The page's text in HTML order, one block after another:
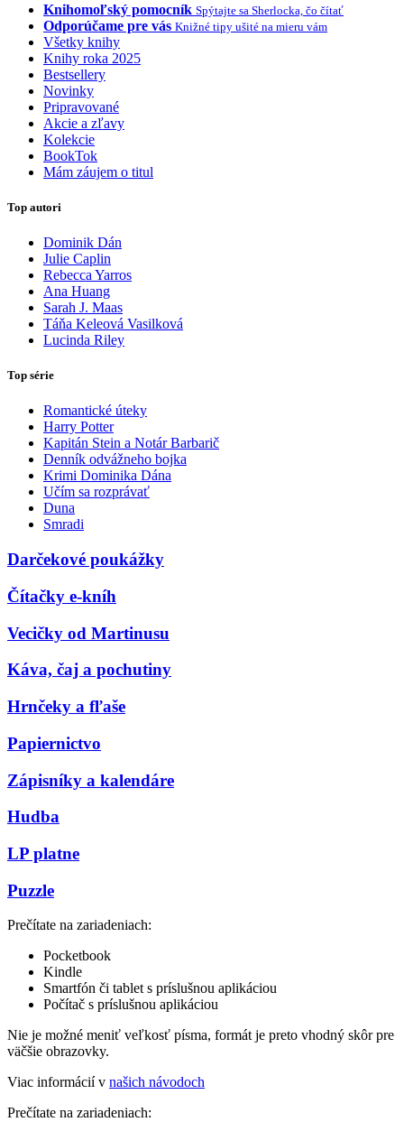
Knihomoľský pomocník Spýtajte sa Sherlocka, čo čítať
Odporúčame pre vás Knižné tipy ušité na mieru vám
Všetky knihy
Knihy roka 2025
Bestsellery
Novinky
Pripravované
Akcie a zľavy
Kolekcie
BookTok
Mám záujem o titul
Top autori
Dominik Dán
Julie Caplin
Rebecca Yarros
Ana Huang
Sarah J. Maas
Táňa Keleová Vasilková
Lucinda Riley
Top série
Romantické úteky
Harry Potter
Kapitán Stein a Notár Barbarič
Denník odvážneho bojka
Krimi Dominika Dána
Učím sa rozprávať
Duna
Smradi
Darčekové poukážky
Čítačky e-kníh
Vecičky od Martinusu
Káva, čaj a pochutiny
Hrnčeky a fľaše
Papiernictvo
Zápisníky a kalendáre
Hudba
LP platne
Puzzle
Prečítate na zariadeniach:
Pocketbook
Kindle
Smartfón či tablet s príslušnou aplikáciou
Počítač s príslušnou aplikáciou
Nie je možné meniť veľkosť písma, formát je preto vhodný skôr pre
väčšie obrazovky.
Viac informácií v našich návodoch
Prečítate na zariadeniach: